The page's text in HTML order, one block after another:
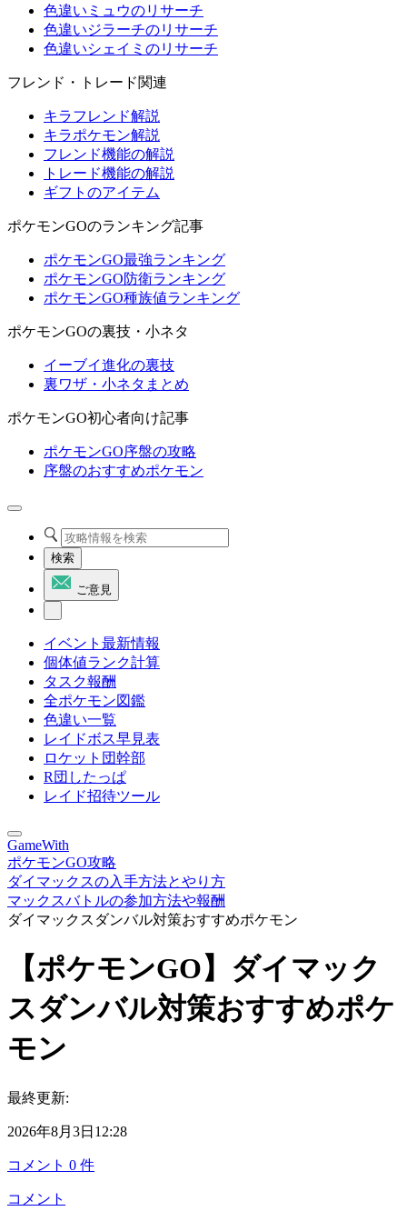
色違いミュウのリサーチ
色違いジラーチのリサーチ
色違いシェイミのリサーチ
フレンド・トレード関連
キラフレンド解説
キラポケモン解説
フレンド機能の解説
トレード機能の解説
ギフトのアイテム
ポケモンGOのランキング記事
ポケモンGO最強ランキング
ポケモンGO防衛ランキング
ポケモンGO種族値ランキング
ポケモンGOの裏技・小ネタ
イーブイ進化の裏技
裏ワザ・小ネタまとめ
ポケモンGO初心者向け記事
ポケモンGO序盤の攻略
序盤のおすすめポケモン
検索
ご意見
イベント最新情報
個体値ランク計算
タスク報酬
全ポケモン図鑑
色違い一覧
レイドボス早見表
ロケット団幹部
R団したっぱ
レイド招待ツール
GameWith
ポケモンGO攻略
ダイマックスの入手方法とやり方
マックスバトルの参加方法や報酬
ダイマックスダンバル対策おすすめポケモン
【ポケモンGO】ダイマック
スダンバル対策おすすめポケ
モン
最終更新:
2026年8月3日12:28
コメント 0 件
コメント